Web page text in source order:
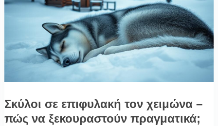
Σκύλοι σε επιφυλακή τον χειμώνα –
πώς να ξεκουραστούν πραγματικά;